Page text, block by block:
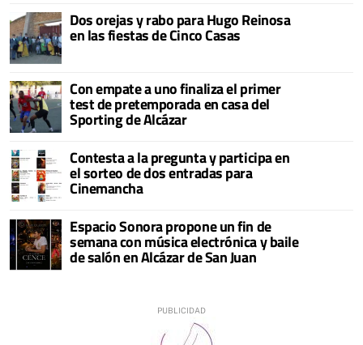
Dos orejas y rabo para Hugo Reinosa
en las fiestas de Cinco Casas
Con empate a uno finaliza el primer
test de pretemporada en casa del
Sporting de Alcázar
Contesta a la pregunta y participa en
el sorteo de dos entradas para
Cinemancha
Espacio Sonora propone un fin de
semana con música electrónica y baile
de salón en Alcázar de San Juan